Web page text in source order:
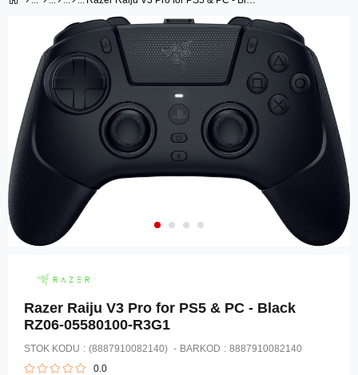
Üye Ol
Google İle Bağlan
Razer Raiju V3 Pro for PS5 & PC - Black
RZ06-05580100-R3G1
STOK KODU (8887910082140) BARKOD : 8887910082140
0.0